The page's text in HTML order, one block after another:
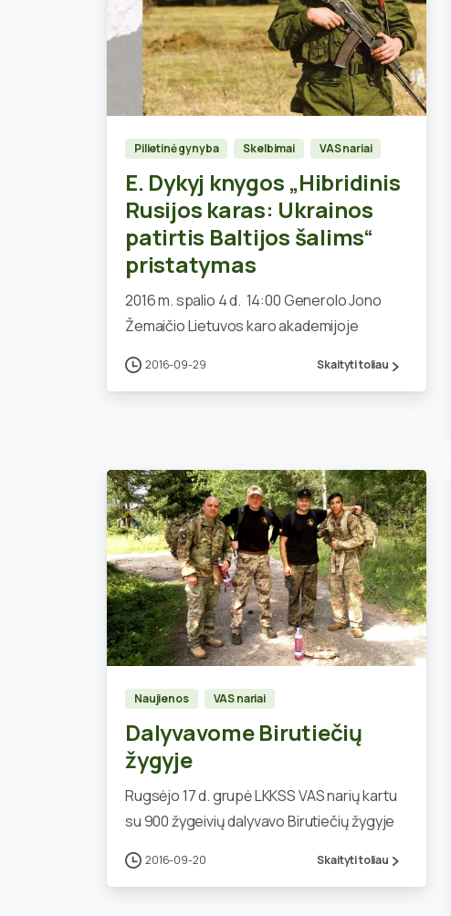
0
Pilietinė gynyba Skelbimai VAS nariai
E. Dykyj knygos „Hibridinis
Rusijos karas: Ukrainos
patirtis Baltijos šalims“
pristatymas
2016 m. spalio 4 d. 14:00 Generolo Jono
Žemaičio Lietuvos karo akademijoje
2016-09-29 Skaityti toliau
0
Naujienos VAS nariai
Dalyvavome Birutiečių
žygyje
Rugsėjo 17 d. grupė LKKSS VAS narių kartu
su 900 žygeivių dalyvavo Birutiečių žygyje
2016-09-20 Skaityti toliau